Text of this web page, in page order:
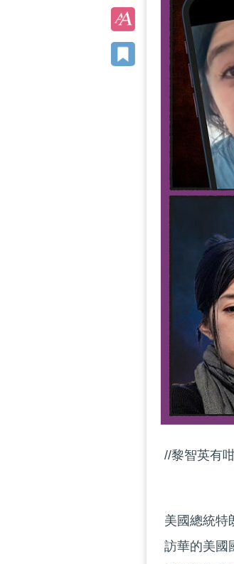
//黎智英有
美國總統特
訪華的美國